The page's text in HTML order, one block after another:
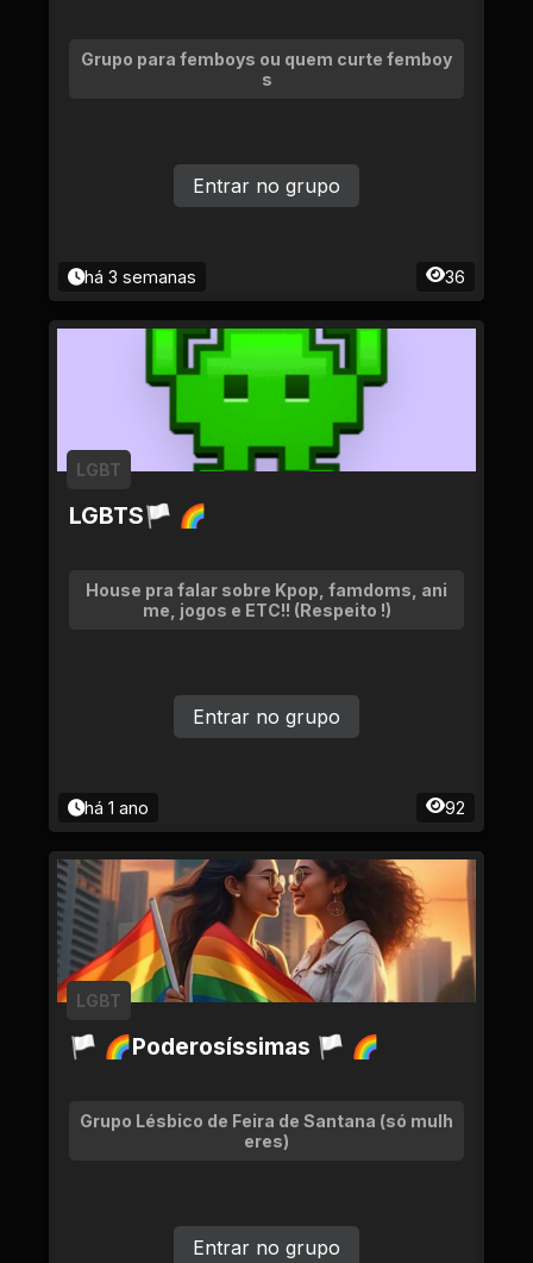
Grupo para femboys ou quem curte femboy
s
há 3 semanas 36
Entrar no grupo
LGBTS🏳 🌈
LGBT
House pra falar sobre Kpop, famdoms, ani
me, jogos e ETC!! (Respeito !)
há 1 ano 92
Entrar no grupo
🏳 🌈Poderosíssimas 🏳 🌈
LGBT
Grupo Lésbico de Feira de Santana (só mulh
eres)
Entrar no grupo